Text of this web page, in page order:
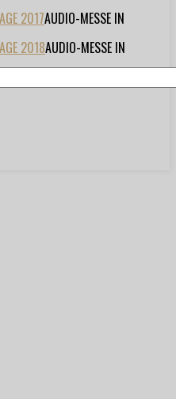
2017AUDIO-MESSE IN
2018AUDIO-MESSE IN